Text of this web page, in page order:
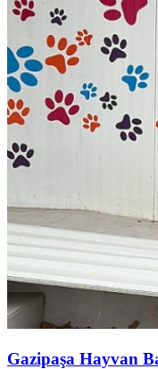
Gazipaşa Hayvan